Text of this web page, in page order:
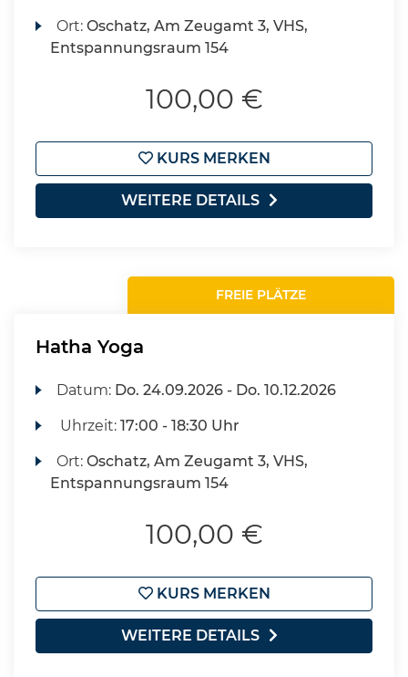
Ort:Oschatz, Am Zeugamt 3, VHS,
Entspannungsraum 154
100,00 €
KURS MERKEN
WEITERE DETAILS
FREIE PLÄTZE
Hatha Yoga
Datum: Do. 24.09.2026 - Do. 10.12.2026
Uhrzeit:17:00 - 18:30 Uhr
Ort:Oschatz, Am Zeugamt 3, VHS,
Entspannungsraum 154
100,00 €
KURS MERKEN
WEITERE DETAILS